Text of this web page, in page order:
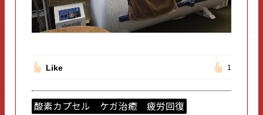
Like 1
酸素カプセル ケガ治癒 疲労回復